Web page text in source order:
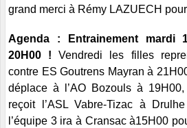
grand merci à Rémy LAZUECH pour
Agenda : Entrainement mardi
20H00 ! Vendredi les filles
contre ES Goutrens Mayran à
déplace à l’AO Bozouls à
reçoit l’ASL Vabre-Tizac à
l’équipe 3 ira à Cransac à15H00